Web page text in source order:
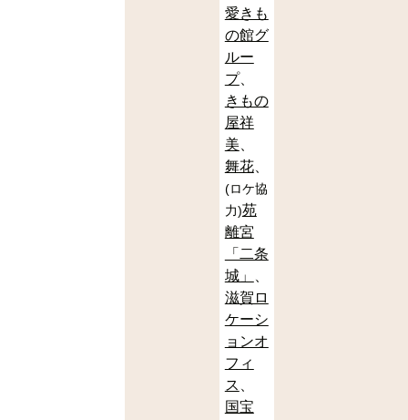
愛きも
の館グ
ルー
プ
きもの
屋祥
美
舞花
(ロケ協
力)苑
離宮
「二条
城」
滋賀ロ
ケーシ
ョンオ
フィ
ス
国宝